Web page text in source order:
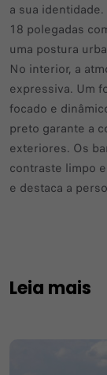
a sua
18 polegadas
uma postura
No interior, a
expressiva. Um
focado e
preto garante a
exteriores. Os
contraste limpo
e destaca a
Leia mais